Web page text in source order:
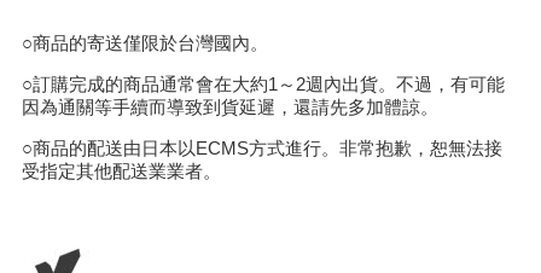
○商品的寄送僅限於台灣國內。
○訂購完成的商品通常會在大約1～2週內出貨。不過，有可能
因為通關等手續而導致到貨延遲，還請先多加體諒。
○商品的配送由日本以ECMS方式進行。非常抱歉，恕無法接
受指定其他配送業業者。